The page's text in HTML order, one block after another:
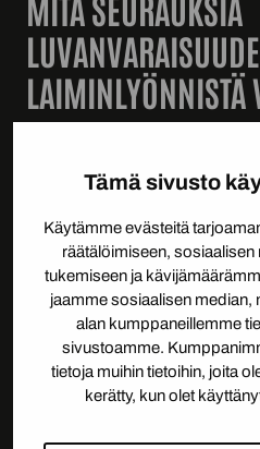
Tämä sivusto
Käytämme evästeitä
räätälöimiseen,
tukemiseen ja
jaamme sosiaalisen median,
alan kumppaneillemme
sivustoamme.
tietoja muihin tietoihin, joita
kerätty, kun olet
LAIMINLYÖNNISTÄ
lupaa on lainvastaista ja voi
Viranomainen voi määrätä
välittömästi, ja
seurata hallinnolliset
toimenpiteet tilanteen
Tilaajan vastuu on tässä
tilaaja on tietoisesti tai
olevaa lupaa, tilaaja voi